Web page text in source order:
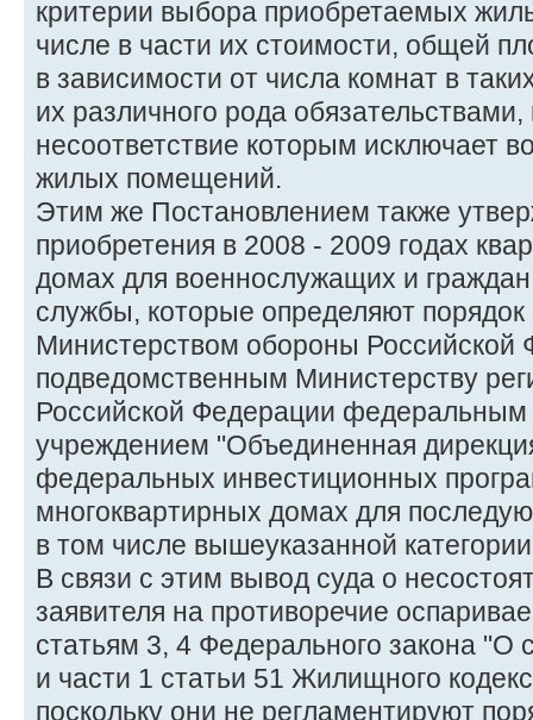
критерии выбора приобретаемых
числе в части их стоимости, общей
в зависимости от числа комнат в
их различного рода
несоответствие которым исключает
жилых помещений.
Этим же Постановлением также
приобретения в 2008 - 2009 годах
домах для военнослужащих и
службы, которые определяют порядок
Министерством обороны Российской
подведомственным Министерству
Российской Федерации федеральным
учреждением "Объединенная
федеральных инвестиционных
многоквартирных домах для
в том числе вышеуказанной
В связи с этим вывод суда о
заявителя на противоречие
статьям 3, 4 Федерального закона "О
и части 1 статьи 51 Жилищного
поскольку они не регламентируют